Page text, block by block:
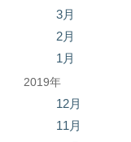
3月
2月
1月
2019年
12月
11月